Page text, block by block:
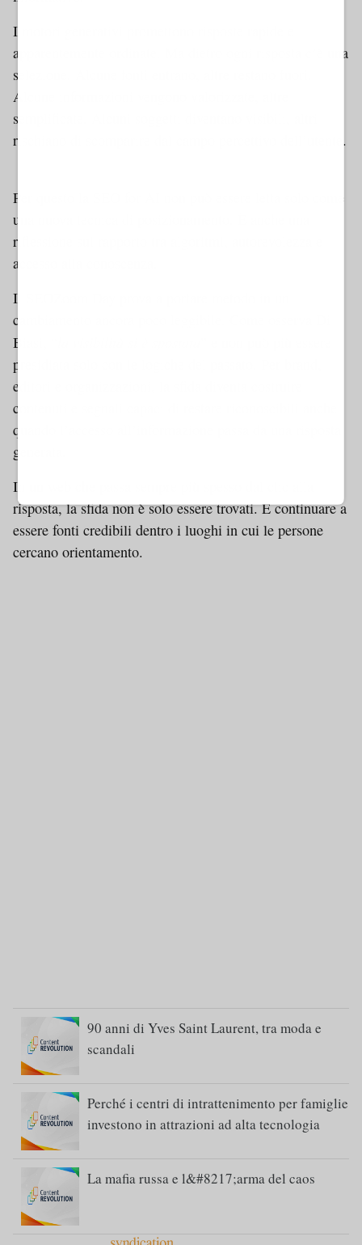
I motori generativi promettono risposte rapide e
apparentemente ordinate. Ma dietro ogni risposta c’è una
selezione. Alcune fonti entrano, altre restano fuori.
Alcune informazioni vengono valorizzate, altre
semplificate. Alcuni soggetti diventano visibili, altri
rischiano di scomparire dal campo percettivo dell’utente.
Per questo la SEO for AI non può essere letta solo come
una nuova tecnica di posizionamento. È anche una
riflessione sul rapporto tra algoritmi, autorevolezza e
accesso alla conoscenza.
Il SEOZoom Day prova a portare metodo in un
cambiamento ancora poco leggibile. Come osserva Di
Biasi, “
presidiata solo con le logiche del passato. Per brand,
editori e organizzazioni, la sfida diventa costruire
contenuti e segnali capaci di restare riconoscibili anche
quando l’accesso all’informazione passa da una risposta
generata.
In un web che passa sempre più spesso dal clic alla
risposta, la sfida non è solo essere trovati. È continuare a
essere fonti credibili dentro i luoghi in cui le persone
cercano orientamento.
90 anni di Yves Saint Laurent, tra moda e
scandali
Perché i centri di intrattenimento per famiglie
investono in attrazioni ad alta tecnologia
La mafia russa e l&#8217;arma del caos